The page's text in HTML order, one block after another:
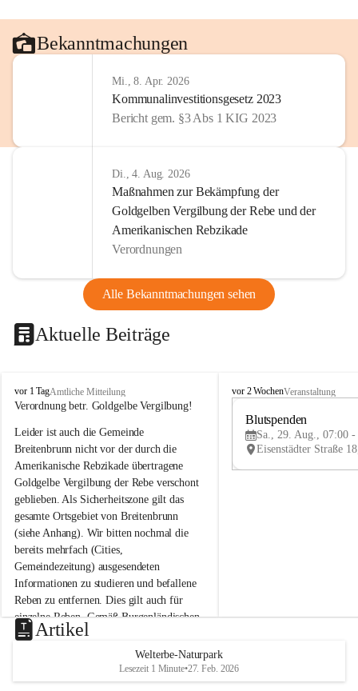
Bekanntmachungen
Mi., 8. Apr. 2026
Kommunalinvestitionsgesetz 2023
Bericht gem. §3 Abs 1 KIG 2023
Di., 4. Aug. 2026
Maßnahmen zur Bekämpfung der
Goldgelben Vergilbung der Rebe und der
Amerikanischen Rebzikade
Verordnungen
Alle Bekanntmachungen sehen
Aktuelle Beiträge
B
r
i
t
e
n
b
r
u
n
n
a
m
N
e
u
s
d
vor 1 TagAmtliche Mitteilung
Verordnung betr. Goldgelbe Vergilbung!
Leider ist auch die Gemeinde
Breitenbrunn nicht vor der durch die
Amerikanische Rebzikade übertragene
Goldgelbe Vergilbung der Rebe verschont
geblieben. Als Sicherheitszone gilt das
gesamte Ortsgebiet von Breitenbrunn
(siehe Anhang). Wir bitten nochmal die
bereits mehrfach (Cities,
Gemeindezeitung) ausgesendeten
Informationen zu studieren und befallene
Reben zu entfernen. Dies gilt auch für
einzelne Reben. Gemäß Burgenländischen
Weinbaugesetz sind nicht gepflegte oder
unzulässige Weingärten zu roden! Bitte
helfen wir zusammen um unsere Winzer
vor den prognostizierten Ernteausfällen
B
e
u
e
d
vor 2 WochenVeranstaltung
Blutspenden
Sa., 29. Aug., 07:00 -
Artikel
Welterbe-Naturpark
Lesezeit 1 Minute•27. Feb. 2026